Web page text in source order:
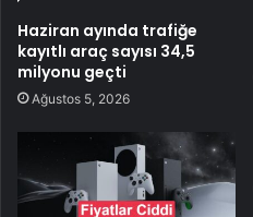
Haziran ayında trafiğe
kayıtlı araç sayısı 34,5
milyonu geçti
Ağustos 5, 2026